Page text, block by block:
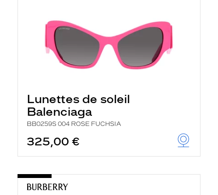
Lunettes de soleil
Balenciaga
BB0259S 004 ROSE FUCHSIA
325,00 €